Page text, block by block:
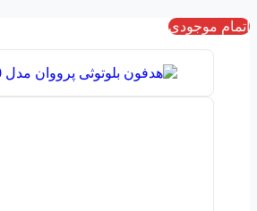
اتمام موجودی